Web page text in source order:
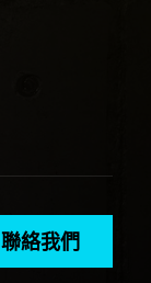
聯絡我們